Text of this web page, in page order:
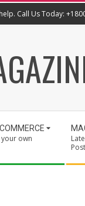
Call Us Today:
your own